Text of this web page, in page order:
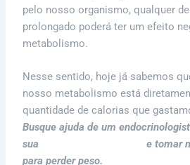
pelo nosso organismo, qualquer
prolongado poderá ter um efeito
metabolismo.
Nesse sentido, hoje já sabemos
nosso metabolismo está
quantidade de calorias que
Busque ajuda de um
sua
e tomar
para perder peso.